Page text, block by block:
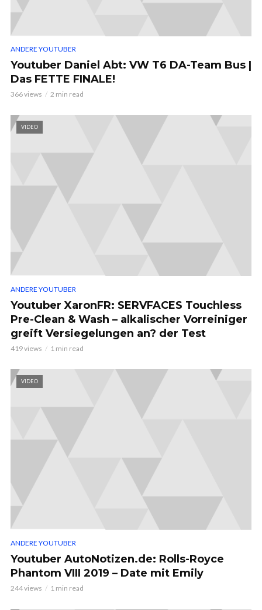
ANDERE YOUTUBER
Youtuber Daniel Abt: VW T6 DA-Team Bus |
Das FETTE FINALE!
366 views 2 min read
VIDEO
ANDERE YOUTUBER
Youtuber XaronFR: SERVFACES Touchless
Pre-Clean & Wash – alkalischer Vorreiniger
greift Versiegelungen an? der Test
419 views 1 min read
VIDEO
ANDERE YOUTUBER
Youtuber AutoNotizen.de: Rolls-Royce
Phantom VIII 2019 – Date mit Emily
244 views 1 min read